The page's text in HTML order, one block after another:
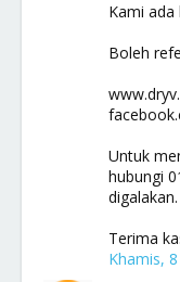
Kami ada
Boleh
Untuk
hubungi
digalakan.
Terima
Khamis,